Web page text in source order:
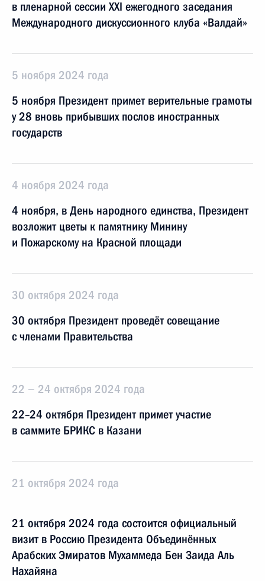
в пленарной сессии XXI ежегодного заседания
Международного дискуссионного клуба «Валдай»
5 ноября 2024 года
5 ноября Президент примет верительные грамоты
у 28 вновь прибывших послов иностранных
государств
4 ноября 2024 года
4 ноября, в День народного единства, Президент
возложит цветы к памятнику Минину
и Пожарскому на Красной площади
30 октября 2024 года
30 октября Президент проведёт совещание
с членами Правительства
22 − 24 октября 2024 года
22–24 октября Президент примет участие
в саммите БРИКС в Казани
21 октября 2024 года
21 октября 2024 года состоится официальный
визит в Россию Президента Объединённых
Арабских Эмиратов Мухаммеда Бен Заида Аль
Нахайяна